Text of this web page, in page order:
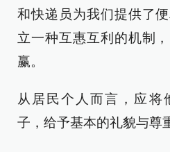
和快递员为我们提供了
立一种互惠互利的机制
赢。
从居民个人而言，应将
子，给予基本的礼貌与尊